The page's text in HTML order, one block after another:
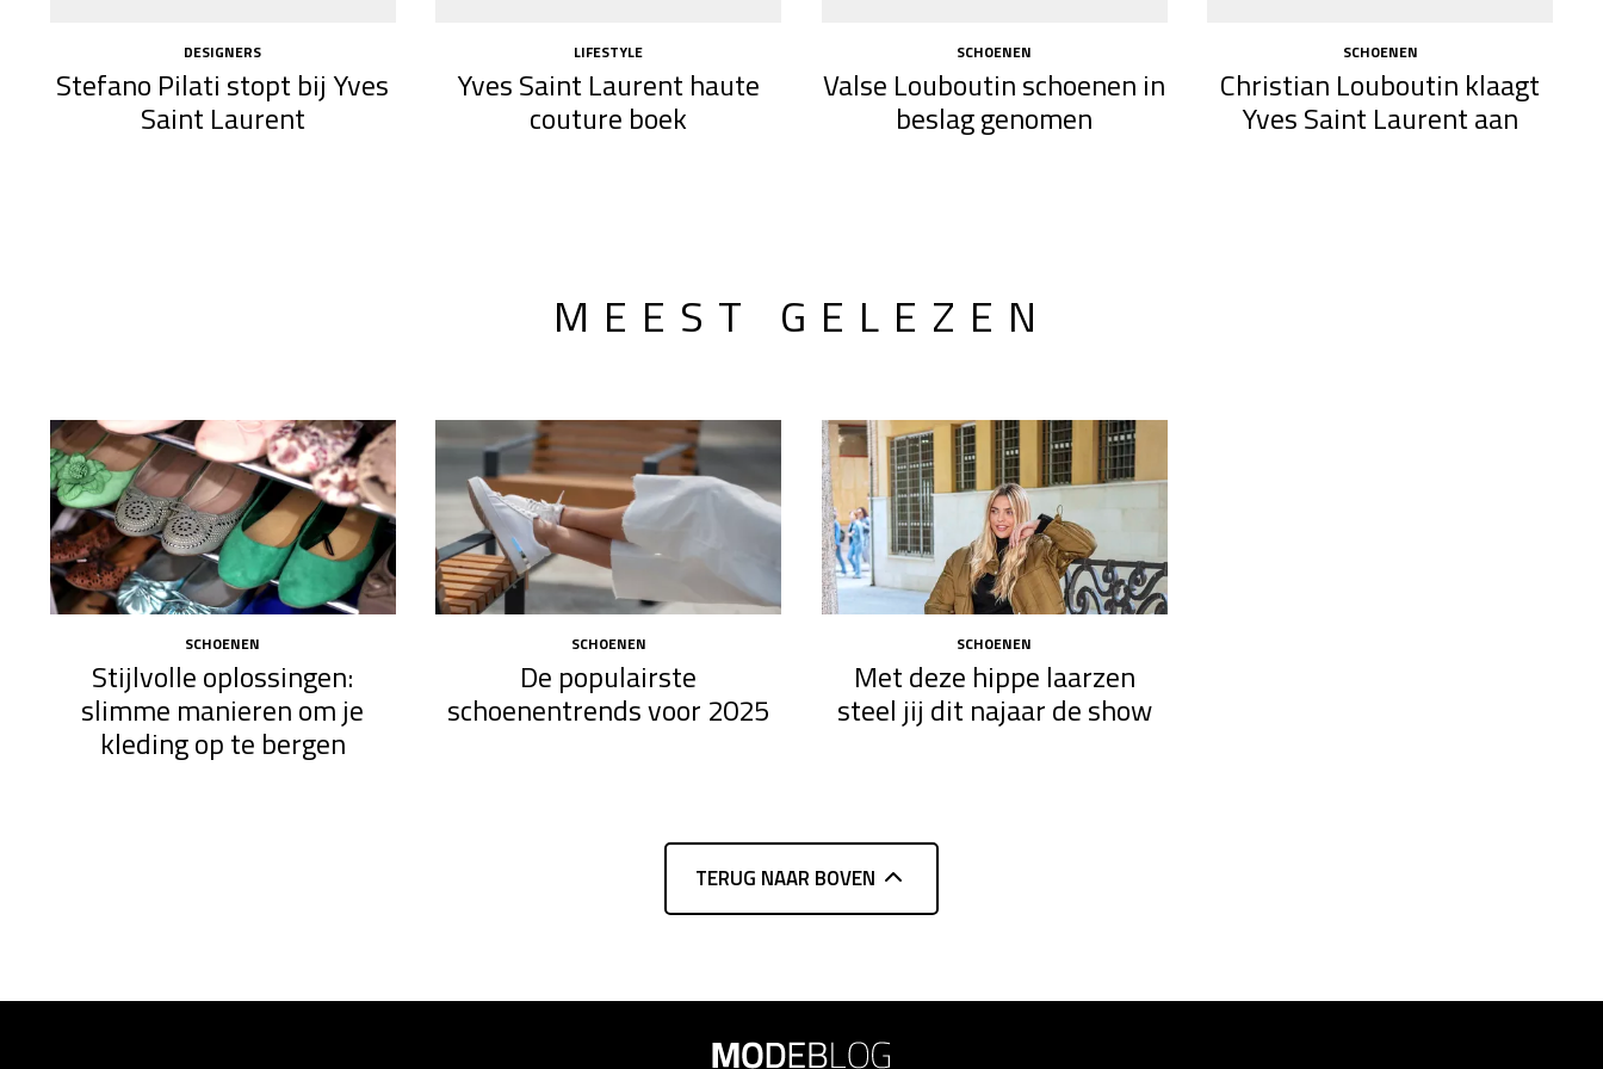
DESIGNERS
Stefano Pilati stopt bij Yves
Saint Laurent
LIFESTYLE
Yves Saint Laurent haute
couture boek
SCHOENEN
Valse Louboutin schoenen in
beslag genomen
SCHOENEN
Christian Louboutin klaagt
Yves Saint Laurent aan
MEEST GELEZEN
SCHOENEN
Stijlvolle oplossingen:
slimme manieren om je
kleding op te bergen
SCHOENEN
De populairste
schoenentrends voor 2025
SCHOENEN
Met deze hippe laarzen
steel jij dit najaar de show
TERUG NAAR BOVEN